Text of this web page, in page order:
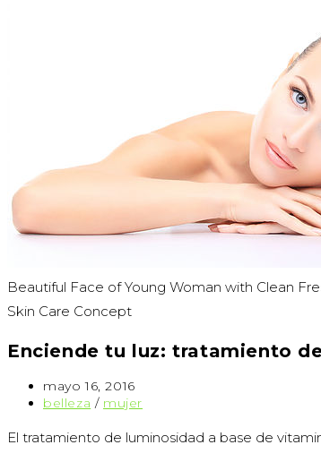
Beautiful Face of Young Woman with Clean
Skin Care Concept
Enciende tu luz: tratamiento
Publicación
de
entrada:
mayo 16, 2016
Categoría
la
belleza / mujer
El tratamiento de luminosidad a base de